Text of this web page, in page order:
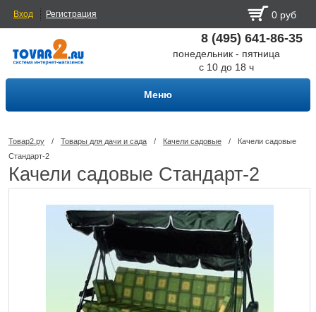
Вход Регистрация 0 руб
8 (495) 641-86-35
понедельник - пятница
с 10 до 18 ч
Меню
Товар2.ру / Товары для дачи и сада / Качели садовые /
Качели садовые
Стандарт-2
Качели садовые Стандарт-2